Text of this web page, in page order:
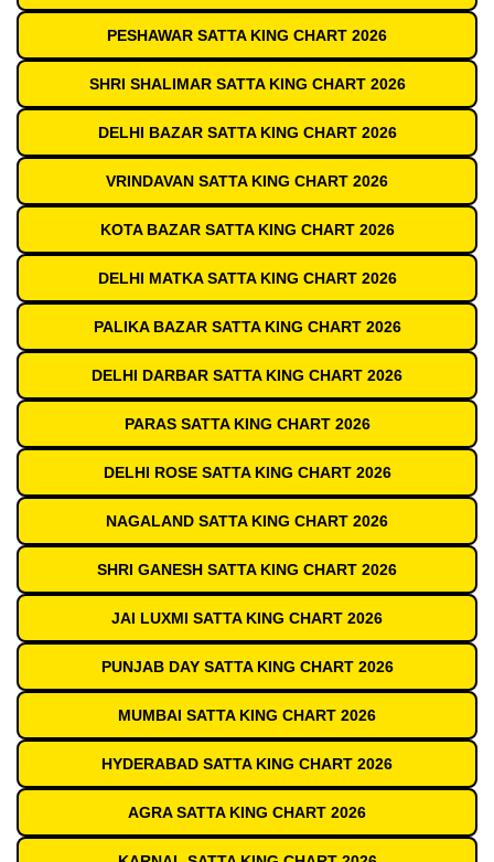
PESHAWAR SATTA KING CHART 2026
SHRI SHALIMAR SATTA KING CHART 2026
DELHI BAZAR SATTA KING CHART 2026
VRINDAVAN SATTA KING CHART 2026
KOTA BAZAR SATTA KING CHART 2026
DELHI MATKA SATTA KING CHART 2026
PALIKA BAZAR SATTA KING CHART 2026
DELHI DARBAR SATTA KING CHART 2026
PARAS SATTA KING CHART 2026
DELHI ROSE SATTA KING CHART 2026
NAGALAND SATTA KING CHART 2026
SHRI GANESH SATTA KING CHART 2026
JAI LUXMI SATTA KING CHART 2026
PUNJAB DAY SATTA KING CHART 2026
MUMBAI SATTA KING CHART 2026
HYDERABAD SATTA KING CHART 2026
AGRA SATTA KING CHART 2026